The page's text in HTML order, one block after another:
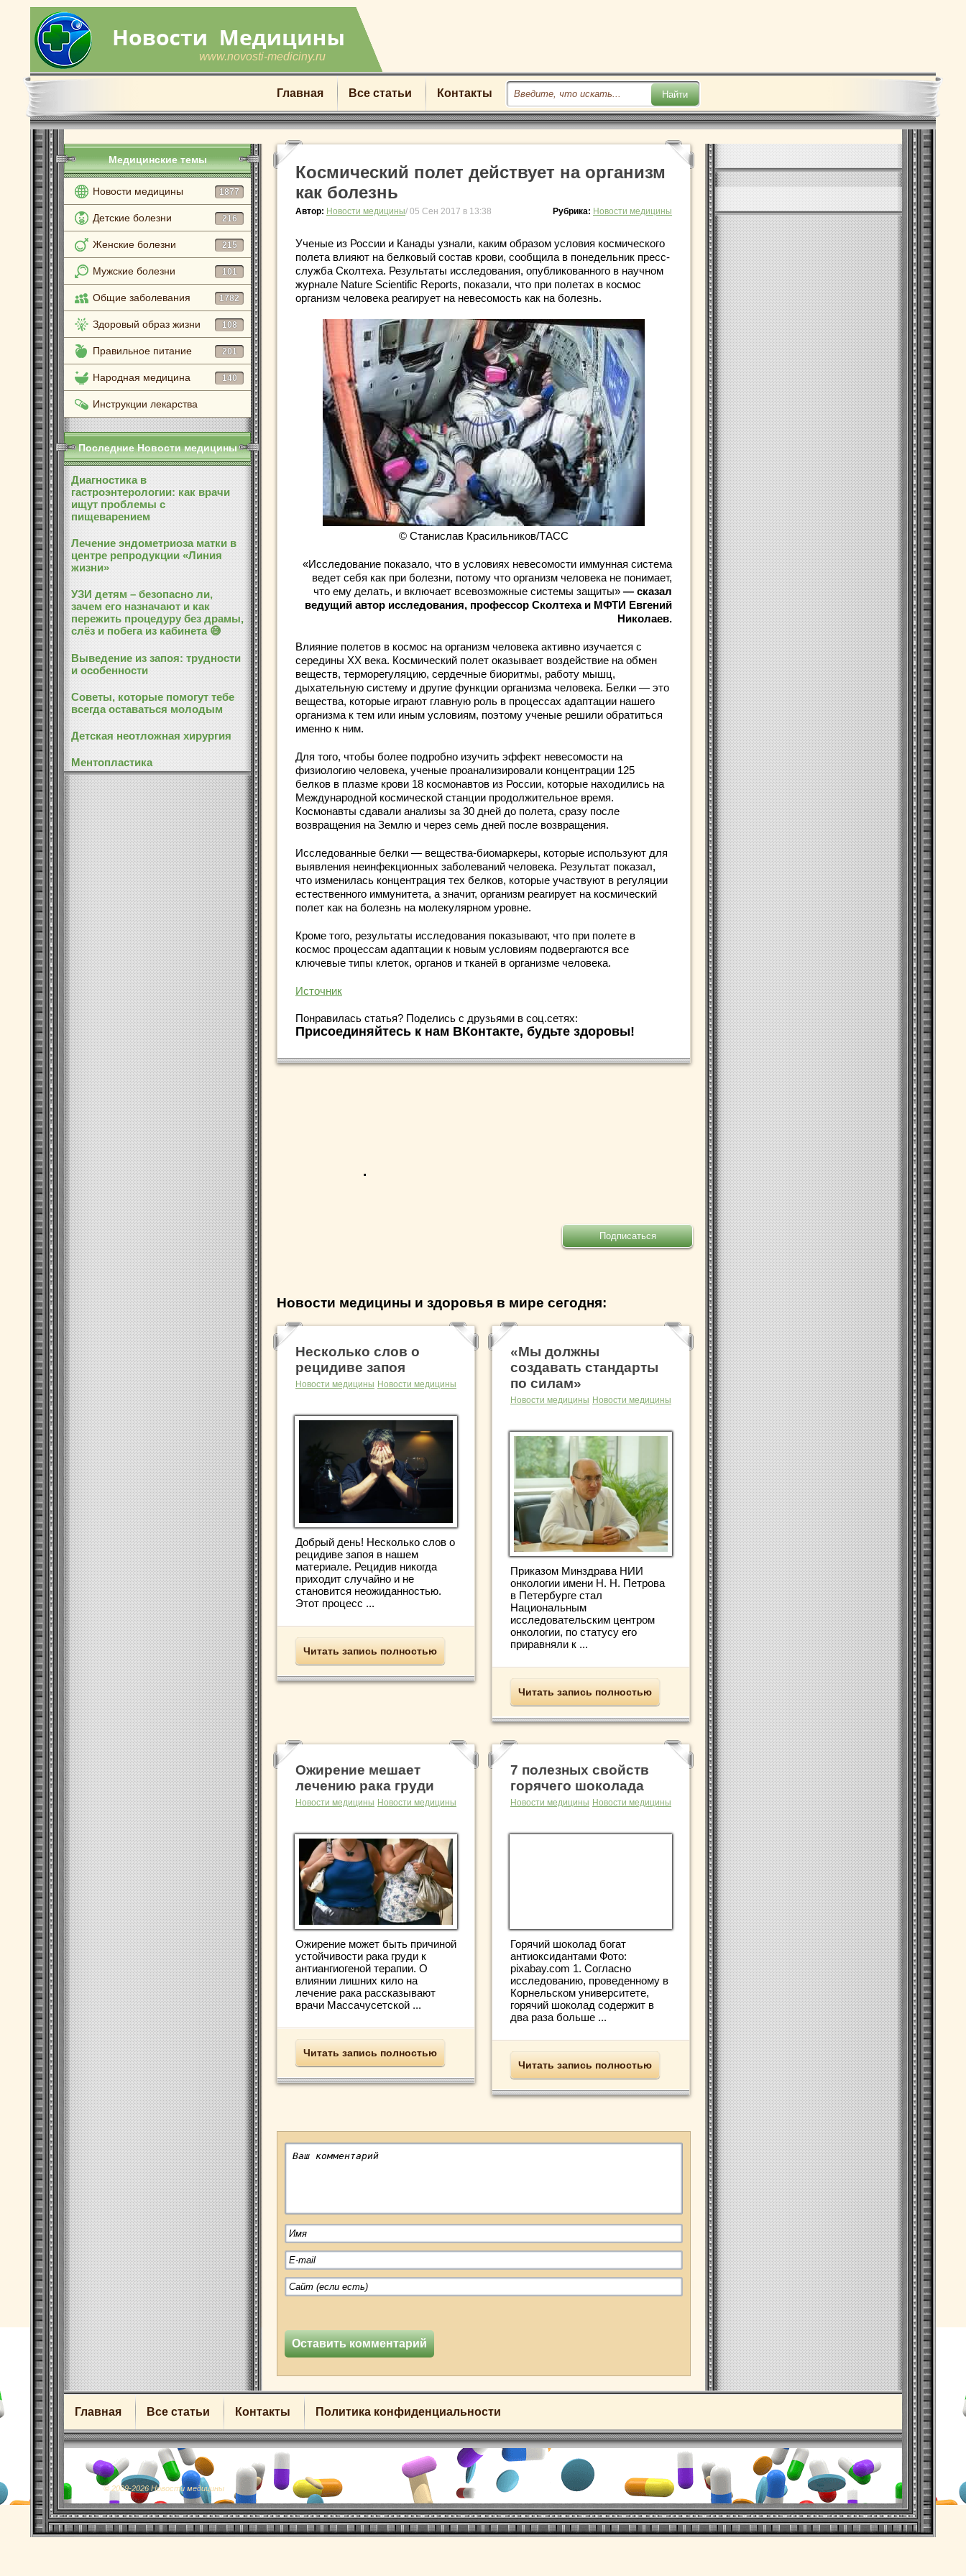
www.novosti-mediciny.ru
Главная Все статьи Контакты
Медицинские темы
Новости медицины 1877
Детские болезни 216
Женские болезни 215
Мужские болезни 101
Общие заболевания 1782
Здоровый образ жизни 108
Правильное питание 201
Народная медицина 140
Инструкции лекарства
Последние Новости медицины
Диагностика в
гастроэнтерологии: как врачи
ищут проблемы с
пищеварением
Лечение эндометриоза матки в
центре репродукции «Линия
жизни»
УЗИ детям – безопасно ли,
зачем его назначают и как
пережить процедуру без драмы,
слёз и побега из кабинета 😅
Выведение из запоя: трудности
и особенности
Советы, которые помогут тебе
всегда оставаться молодым
Детская неотложная хирургия
Ментопластика
Космический полет действует на организм
как болезнь
Автор: Новости медицины/ 05 Сен 2017 в 13:38 Рубрика: Новости медицины
Ученые из России и Канады узнали, каким образом условия космического
полета влияют на белковый состав крови, сообщила в понедельник пресс-
служба Сколтеха. Результаты исследования, опубликованного в научном
журнале Nature Scientific Reports, показали, что при полетах в космос
организм человека реагирует на невесомость как на болезнь.
© Станислав Красильников/ТАСС
«Исследование показало, что в условиях невесомости иммунная система
ведет себя как при болезни, потому что организм человека не понимает,
что ему делать, и включает всевозможные системы защиты» — сказал
ведущий автор исследования, профессор Сколтеха и МФТИ Евгений
Николаев.
Влияние полетов в космос на организм человека активно изучается с
середины XX века. Космический полет оказывает воздействие на обмен
веществ, терморегуляцию, сердечные биоритмы, работу мышц,
дыхательную систему и другие функции организма человека. Белки — это
вещества, которые играют главную роль в процессах адаптации нашего
организма к тем или иным условиям, поэтому ученые решили обратиться
именно к ним.
Для того, чтобы более подробно изучить эффект невесомости на
физиологию человека, ученые проанализировали концентрации 125
белков в плазме крови 18 космонавтов из России, которые находились на
Международной космической станции продолжительное время.
Космонавты сдавали анализы за 30 дней до полета, сразу после
возвращения на Землю и через семь дней после возвращения.
Исследованные белки — вещества-биомаркеры, которые используют для
выявления неинфекционных заболеваний человека. Результат показал,
что изменилась концентрация тех белков, которые участвуют в регуляции
естественного иммунитета, а значит, организм реагирует на космический
полет как на болезнь на молекулярном уровне.
Кроме того, результаты исследования показывают, что при полете в
космос процессам адаптации к новым условиям подвергаются все
ключевые типы клеток, органов и тканей в организме человека.
Источник
Понравилась статья? Поделись с друзьями в соц.сетях:
Присоединяйтесь к нам ВКонтакте, будьте здоровы!
.
Новости медицины и здоровья в мире сегодня:
Несколько слов о
рецидиве запоя
Новости медицины Новости медицины
Добрый день! Несколько слов о
рецидиве запоя в нашем
материале. Рецидив никогда
приходит случайно и не
становится неожиданностью.
Этот процесс ...
Читать запись полностью
«Мы должны
создавать стандарты
по силам»
Новости медицины Новости медицины
Приказом Минздрава НИИ
онкологии имени Н. Н. Петрова
в Петербурге стал
Национальным
исследовательским центром
онкологии, по статусу его
приравняли к ...
Читать запись полностью
Ожирение мешает
лечению рака груди
Новости медицины Новости медицины
Ожирение может быть причиной
устойчивости рака груди к
антиангиогеной терапии. О
влиянии лишних кило на
лечение рака рассказывают
врачи Массачусетской ...
Читать запись полностью
7 полезных свойств
горячего шоколада
Новости медицины Новости медицины
Горячий шоколад богат
антиоксидантами Фото:
pixabay.com 1. Согласно
исследованию, проведенному в
Корнельском университете,
горячий шоколад содержит в
два раза больше ...
Читать запись полностью
Главная Все статьи Контакты Политика конфиденциальности
© 2009-2026 Новости медицины